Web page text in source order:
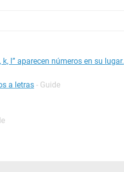
l” aparecen números en su lugar.
a letras - Guide